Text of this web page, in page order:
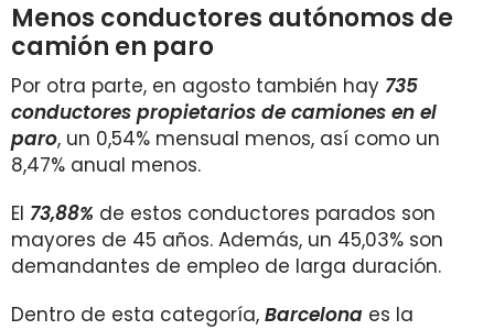
Menos conductores autónomos de
camión en paro
Por otra parte, en agosto también hay 735
conductores propietarios de camiones en el
paro, un 0,54% mensual menos, así como un
8,47% anual menos.
El 73,88% de estos conductores parados son
mayores de 45 años. Además, un 45,03% son
demandantes de empleo de larga duración.
Dentro de esta categoría, Barcelona es la